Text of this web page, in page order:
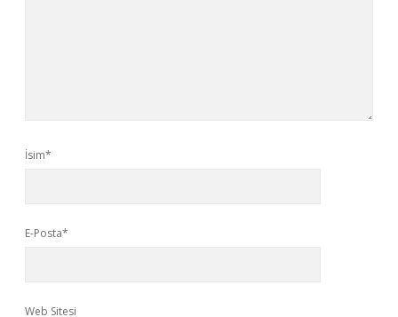
İsim*
E-Posta*
Web Sitesi